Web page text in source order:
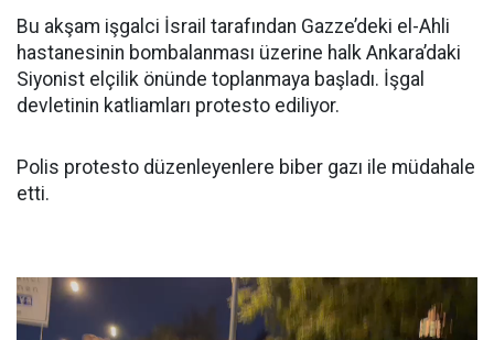
Bu akşam işgalci İsrail tarafından Gazze’deki el-Ahli
hastanesinin bombalanması üzerine halk Ankara’daki
Siyonist elçilik önünde toplanmaya başladı. İşgal
devletinin katliamları protesto ediliyor.
Polis protesto düzenleyenlere biber gazı ile müdahale
etti.